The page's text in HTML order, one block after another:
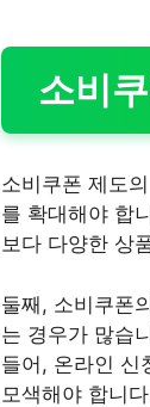
소비
소비쿠폰 제도
를 확대해야 합
보다 다양한 상
둘째, 소비쿠폰
는 경우가 많습
들어, 온라인 신
모색해야 합니